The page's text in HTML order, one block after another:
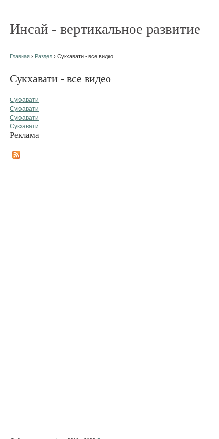
Инсай - вертикальное развитие
Главная › Раздел › Сукхавати - все видео
Сукхавати - все видео
Сукхавати
Сукхавати
Сукхавати
Сукхавати
Реклама